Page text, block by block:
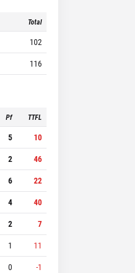
Total
102
116
Pf TTFL
5
10
2
46
6
22
4
40
2
7
1
11
0
-1